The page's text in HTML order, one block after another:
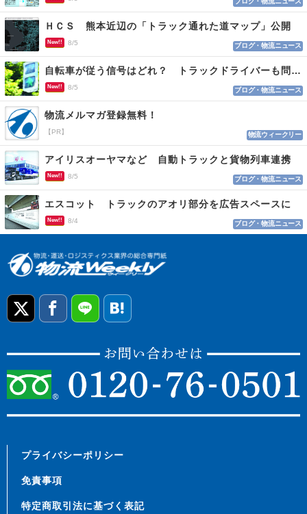
ＨＣＳ 熊本近辺の「トラック通れた道マップ」公開
New!! 8/5 ブログ・物流ニュース
自転車が従う信号はどれ？ トラックドライバーも問われる認識
New!! 8/5 ブログ・物流ニュース
物流メルマガ登録無料！
【PR】 物流ウィークリー
アイリスオーヤマなど 自動トラックと貨物列車連携
New!! 8/5 ブログ・物流ニュース
エスコット トラックのアオリ部分を広告スペースに
New!! 8/4 ブログ・物流ニュース
プライバシーポリシー
免責事項
特定商取引法に基づく表記